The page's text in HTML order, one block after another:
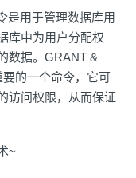
是用于管理数据库用
库中为用户分配权
数据。GRANT &
的一个命令，它可
访问权限，从而保证
~